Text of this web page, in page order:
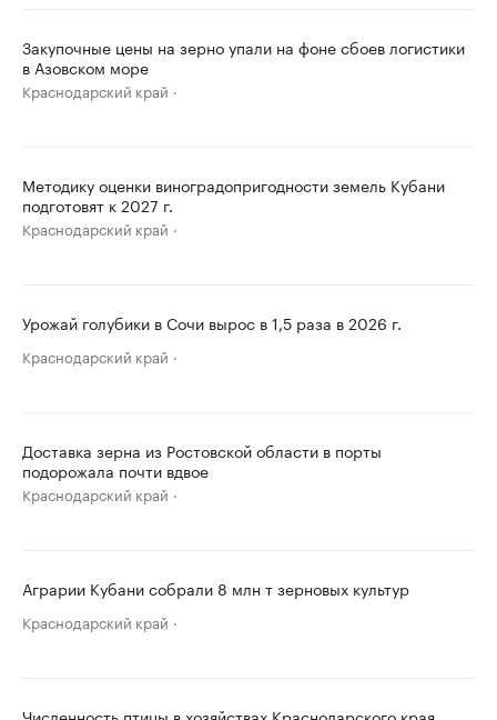
Закупочные цены на зерно упали на фоне сбоев логистики
в Азовском море
Краснодарский край
Методику оценки виноградопригодности земель Кубани
подготовят к 2027 г.
Краснодарский край
Урожай голубики в Сочи вырос в 1,5 раза в 2026 г.
Краснодарский край
Доставка зерна из Ростовской области в порты
подорожала почти вдвое
Краснодарский край
Аграрии Кубани собрали 8 млн т зерновых культур
Краснодарский край